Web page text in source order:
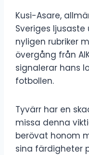
Kusi-Asare,
Sveriges
nyligen rubriker
övergång från
signalerar hans
fotbollen.
Tyvärr har en
missa denna
berövat honom
sina färdigheter